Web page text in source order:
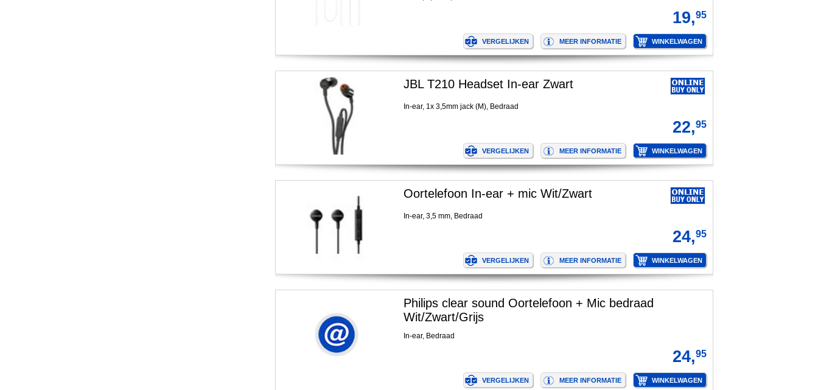
19,95
JBL T210 Headset In-ear Zwart
In-ear, 1x 3,5mm jack (M), Bedraad
22,95
Oortelefoon In-ear + mic Wit/Zwart
In-ear, 3,5 mm, Bedraad
24,95
Philips clear sound Oortelefoon + Mic bedraad
Wit/Zwart/Grijs
In-ear, Bedraad
24,95